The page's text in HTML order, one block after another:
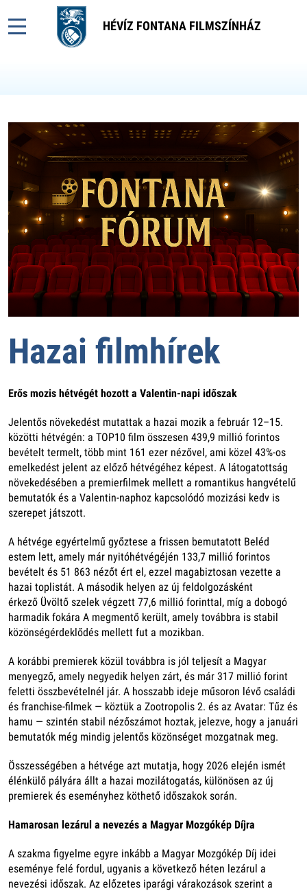
HÉVÍZ FONTANA FILMSZÍNHÁZ
Hazai filmhírek
Erős mozis hétvégét hozott a Valentin-napi időszak
Jelentős növekedést mutattak a hazai mozik a február 12–15.
közötti hétvégén: a TOP10 film összesen 439,9 millió forintos
bevételt termelt, több mint 161 ezer nézővel, ami közel 43%-os
emelkedést jelent az előző hétvégéhez képest. A látogatottság
növekedésében a premierfilmek mellett a romantikus hangvételű
bemutatók és a Valentin-naphoz kapcsolódó mozizási kedv is
szerepet játszott.
A hétvége egyértelmű győztese a frissen bemutatott Beléd
estem lett, amely már nyitóhétvégéjén 133,7 millió forintos
bevételt és 51 863 nézőt ért el, ezzel magabiztosan vezette a
hazai toplistát. A második helyen az új feldolgozásként
érkező Üvöltő szelek végzett 77,6 millió forinttal, míg a dobogó
harmadik fokára A megmentő került, amely továbbra is stabil
közönségérdeklődés mellett fut a mozikban.
A korábbi premierek közül továbbra is jól teljesít a Magyar
menyegző, amely negyedik helyen zárt, és már 317 millió forint
feletti összbevételnél jár. A hosszabb ideje műsoron lévő családi
és franchise-filmek — köztük a Zootropolis 2. és az Avatar: Tűz és
hamu — szintén stabil nézőszámot hoztak, jelezve, hogy a januári
bemutatók még mindig jelentős közönséget mozgatnak meg.
Összességében a hétvége azt mutatja, hogy 2026 elején ismét
élénkülő pályára állt a hazai mozilátogatás, különösen az új
premierek és eseményhez köthető időszakok során.
Hamarosan lezárul a nevezés a Magyar Mozgókép Díjra
A szakma figyelme egyre inkább a Magyar Mozgókép Díj idei
eseménye felé fordul, ugyanis a következő héten lezárul a
nevezési időszak. Az előzetes iparági várakozások szerint a